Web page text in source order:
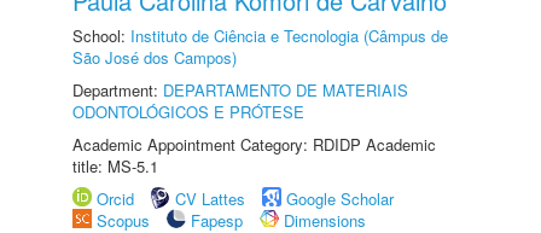
School: Instituto de Ciência e Tecnologia (Câmpus de
São José dos Campos)
Department: DEPARTAMENTO DE MATERIAIS
ODONTOLÓGICOS E PRÓTESE
Academic Appointment Category: RDIDP Academic
title: MS-5.1
Orcid
CV Lattes
Google Scholar
Scopus
Fapesp
Dimensions